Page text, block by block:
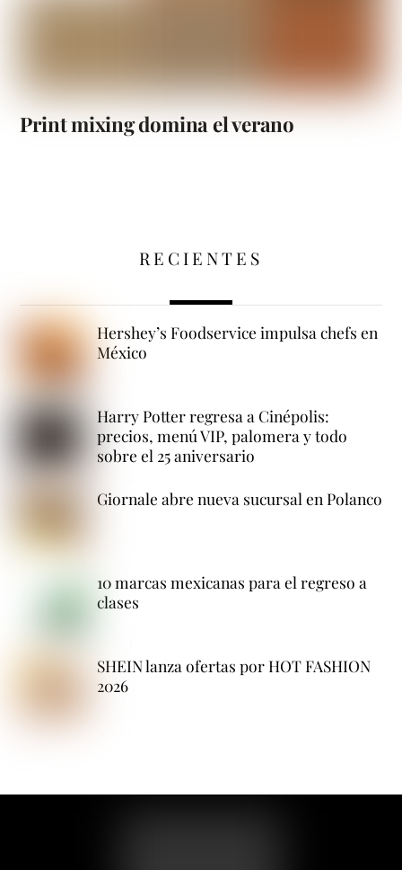
Print mixing domina el verano
RECIENTES
Hershey’s Foodservice impulsa chefs en
México
Harry Potter regresa a Cinépolis:
precios, menú VIP, palomera y todo
sobre el 25 aniversario
Giornale abre nueva sucursal en Polanco
10 marcas mexicanas para el regreso a
clases
SHEIN lanza ofertas por HOT FASHION
2026